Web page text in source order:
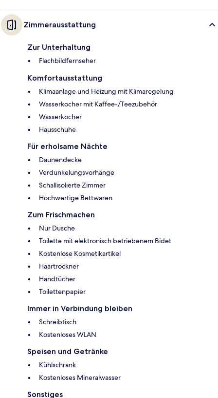
Zimmerausstattung
Zur Unterhaltung
Flachbildfernseher
Komfortausstattung
Klimaanlage und Heizung mit Klimaregelung
Wasserkocher mit Kaffee-/Teezubehör
Wasserkocher
Hausschuhe
Für erholsame Nächte
Daunendecke
Verdunkelungsvorhänge
Schallisolierte Zimmer
Hochwertige Bettwaren
Zum Frischmachen
Nur Dusche
Toilette mit elektronisch betriebenem Bidet
Kostenlose Kosmetikartikel
Haartrockner
Handtücher
Toilettenpapier
Immer in Verbindung bleiben
Schreibtisch
Kostenloses WLAN
Speisen und Getränke
Kühlschrank
Kostenloses Mineralwasser
Sonstiges